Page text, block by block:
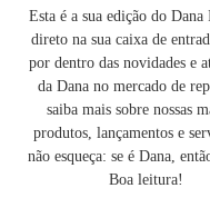
Esta é a sua edição do
direto na sua caixa de
por dentro das novidades e
da Dana no mercado de
saiba mais sobre nossas
produtos, lançamentos e
não esqueça: se é Dana,
Boa leitura!